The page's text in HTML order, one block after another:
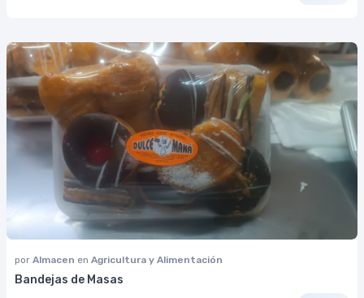
por Almacen en Agricultura y Alimentación
Bandejas de Masas